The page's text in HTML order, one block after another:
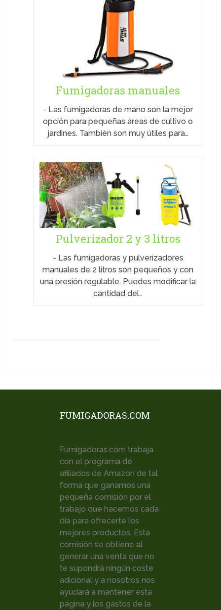
Fumigadoras manuales
- Las fumigadoras de mano son la mejor
opción para pequeñas áreas de cultivo o
jardines. También son muy útiles para…
Pulverizador 2 y 3 litros
- Las fumigadoras y pulverizadores
manuales de 2 litros son pequeños y con
una presión regulable. Puedes modificar la
cantidad del…
FUMIGADORAS.COM
Fumigadoras.com trabaja
con el programa de
afiliados de Amazon de tal
forma que ganamos una
pequeña comisión por el
trabajo que hacemos cada
día para ofrecerte los
mejores productos. Esta
comisión se obtiene al
generar una venta que no
te supondrá ningún coste
adicional y a nosotros nos
ayudará a mantener esta
página y los gastos de la